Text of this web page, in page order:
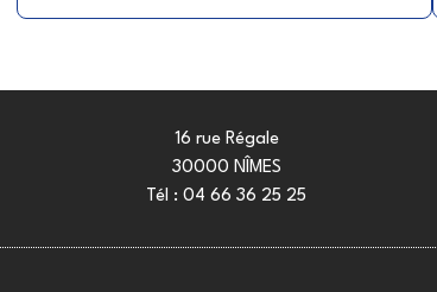
16 rue Régale
30000 NÎMES
Tél : 04 66 36 25 25